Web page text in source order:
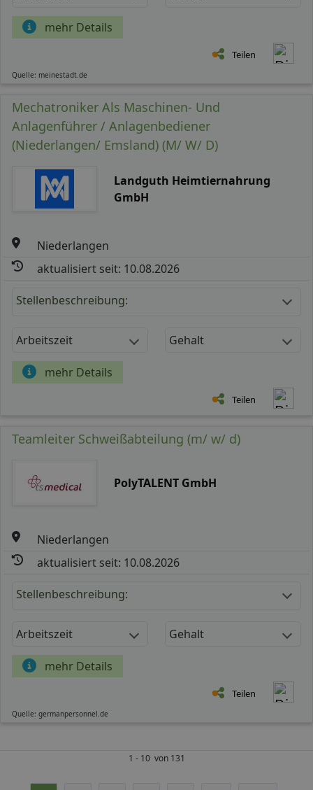
mehr Details
Teilen
Quelle: meinestadt.de
Mechatroniker Als Maschinen- Und
Anlagenführer / Anlagenbediener
(Niederlangen/ Emsland) (M/ W/ D)
Landguth Heimtiernahrung
GmbH
Niederlangen
aktualisiert seit: 10.08.2026
Stellenbeschreibung:
Arbeitszeit Gehalt
mehr Details
Teilen
Teamleiter Schweißabteilung (m/ w/ d)
PolyTALENT GmbH
Niederlangen
aktualisiert seit: 10.08.2026
Stellenbeschreibung:
Arbeitszeit Gehalt
mehr Details
Teilen
Quelle: germanpersonnel.de
1 - 10 von 131